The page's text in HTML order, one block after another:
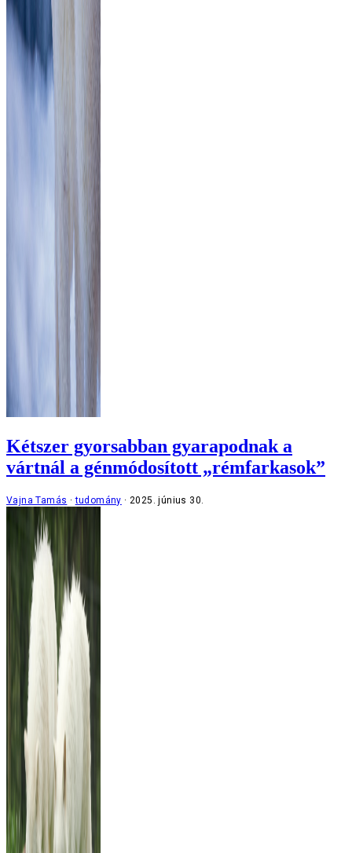
Kétszer gyorsabban gyarapodnak a
vártnál a génmódosított „rémfarkasok”
Vajna Tamás tudomány 2025. június 30.